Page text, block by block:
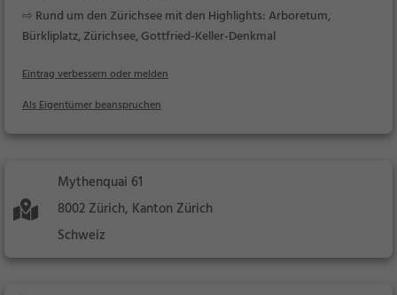
⇨ Rund um den Zürichsee mit den Highlights: Arboretum,
Bürkliplatz, Zürichsee, Gottfried-Keller-Denkmal
Eintrag verbessern oder melden
Als Eigentümer beanspruchen
Mythenquai 61
8002 Zürich, Kanton Zürich
Schweiz